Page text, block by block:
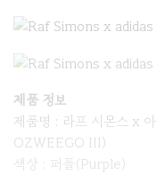
제품 정보
제품명 : 라프 시몬스 x
OZWEEGO III)
색상 : 퍼플(Purple)